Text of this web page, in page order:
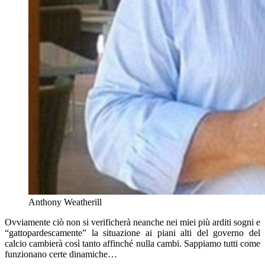
Anthony Weatherill
Ovviamente ciò non si verificherà neanche nei miei più arditi sogni e
“gattopardescamente” la situazione ai piani alti del governo del
calcio cambierà così tanto affinché nulla cambi. Sappiamo tutti come
funzionano certe dinamiche…